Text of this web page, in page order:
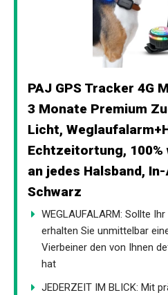
PAJ GPS Tracker 4G
3 Monate Premium
Licht,
Echtzeitortung,
an jedes Halsband,
Schwarz
WEGLAUFALARM: Sollte
erhalten Sie unmittelbar
Vierbeiner den von Ihnen
hat
JEDERZEIT IM BLICK: Mit